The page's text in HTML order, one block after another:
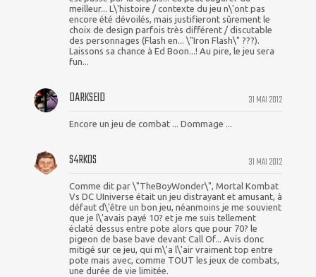
meilleur... L\'histoire / contexte du jeu n\'ont pas
encore été dévoilés, mais justifieront sûrement le
choix de design parfois très différent / discutable
des personnages (Flash en... \"Iron Flash\" ???).
Laissons sa chance à Ed Boon...! Au pire, le jeu sera
fun...
31 MAI 2012
DARKSEID
Encore un jeu de combat ... Dommage ...
31 MAI 2012
S4RKOS
Comme dit par \"TheBoyWonder\", Mortal Kombat
Vs DC UIniverse était un jeu distrayant et amusant, à
défaut d\'être un bon jeu, néanmoins je me souvient
que je l\'avais payé 10? et je me suis tellement
éclaté dessus entre pote alors que pour 70? le
pigeon de base bave devant Call Of... Avis donc
mitigé sur ce jeu, qui m\'a l\'air vraiment top entre
pote mais avec, comme TOUT les jeux de combats,
une durée de vie limitée.